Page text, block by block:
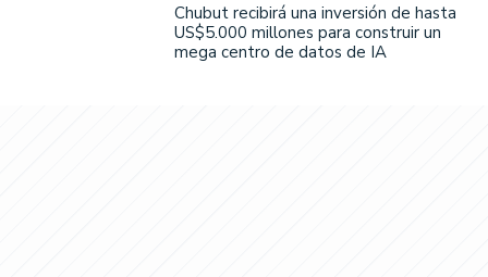
Chubut recibirá una inversión de hasta
US$5.000 millones para construir un
mega centro de datos de IA